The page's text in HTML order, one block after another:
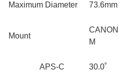
Maximum Diameter
73.6mm
Mount
CANON
M
APS-C 30.0˚